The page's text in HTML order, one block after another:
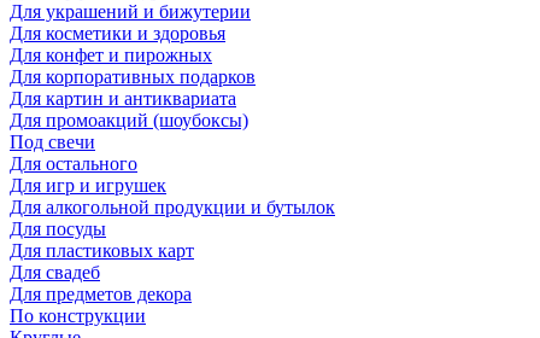
Для украшений и бижутерии
Для косметики и здоровья
Для конфет и пирожных
Для корпоративных подарков
Для картин и антиквариата
Для промоакций (шоубоксы)
Под свечи
Для остального
Для игр и игрушек
Для алкогольной продукции и бутылок
Для посуды
Для пластиковых карт
Для свадеб
Для предметов декора
По конструкции